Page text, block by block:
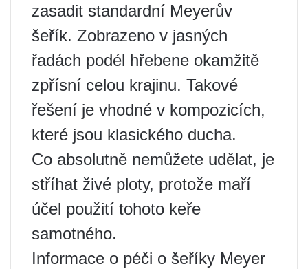
zasadit standardní Meyerův
šeřík. Zobrazeno v jasných
řadách podél hřebene okamžitě
zpřísní celou krajinu. Takové
řešení je vhodné v kompozicích,
které jsou klasického ducha.
Co absolutně nemůžete udělat, je
stříhat živé ploty, protože maří
účel použití tohoto keře
samotného.
Informace o péči o šeříky Meyer